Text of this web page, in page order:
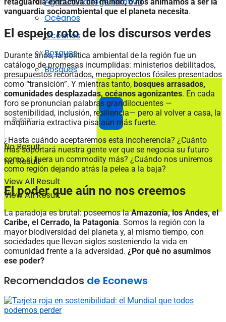
Océanos
Bosques
No Result
View All Result
Océanos
Bosques
No Result
View All Result
vanguardia socioambiental que el planeta necesita.
El espejo roto de los discursos verdes
Durante años, la política ambiental de la región fue un
catálogo de promesas incumplidas: ministerios debilitados,
presupuestos recortados, megaproyectos fósiles presentados
como “transición”. Y mientras tanto, bosques arrasados,
comunidades desplazadas, océanos agonizantes. En cada
foro se pronuncian palabras grandilocuentes —
sostenibilidad, inclusión, resiliencia— pero al volver a casa, la
maquinaria extractiva pisa aún más fuerte.
¿Hasta cuándo aceptaremos esta incoherencia? ¿Cuánto
más soportará nuestra gente ver que se negocia su futuro
como si fuera un commodity más? ¿Cuándo nos uniremos
como región dejando atrás la pelea a la baja?
El poder que aún no nos creemos
La paradoja es brutal: poseemos laAmazonía, los Andes, el
Caribe, el Cerrado, la Patagonia. Somos la región con la
mayor biodiversidad del planeta y, al mismo tiempo, con
sociedades que llevan siglos sosteniendo la vida en
comunidad frente a la adversidad. ¿Por qué no asumimos
ese poder?
Recomendados de Econews